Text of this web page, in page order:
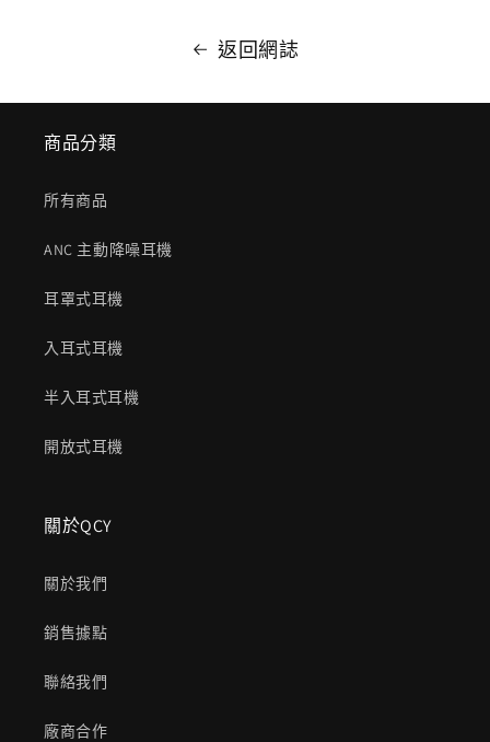
返回網誌
商品分類
所有商品
ANC 主動降噪耳機
耳罩式耳機
入耳式耳機
半入耳式耳機
開放式耳機
關於QCY
關於我們
銷售據點
聯絡我們
廠商合作